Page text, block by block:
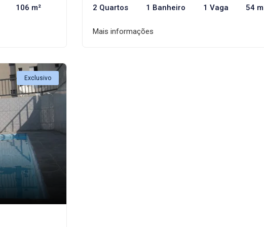
106 m² 2 Quartos 1 Banheiro 1 Vaga 54
Mais informações
Exclusivo